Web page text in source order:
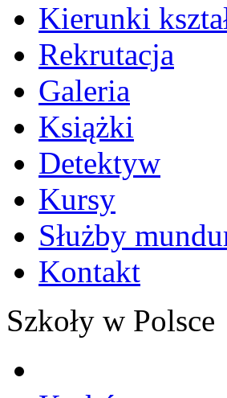
Kierunki
Rekrutacja
Galeria
Książki
Detektyw
Kursy
Służby
Kontakt
Szkoły w Polsce